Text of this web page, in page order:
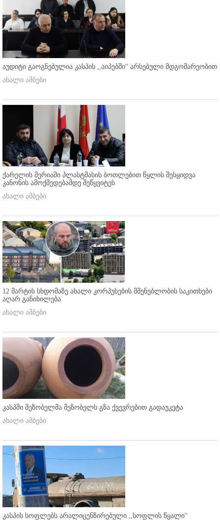
აუდიტი გაოგნებულია კასპის ,,აიპებში'' არსებული მდგომარეობით
ახალი ამბები
ქარელის მერიაში პლასტმასის ბოთლებით წყლის შესყიდვა
კანონის ამოქმედებამდე შეწყვიტეს
ახალი ამბები
12 მარტის სხდომაზე ახალი კორპუსების მშენებლობის საკითხები
აღარ განიხილება
ახალი ამბები
კასპში მეზობელმა მეზობელს გზა ქვევრებით გადაუკეტა
ახალი ამბები
კასპის სოფლებს არალიცენზირებული ,,სოფლის წყალი"